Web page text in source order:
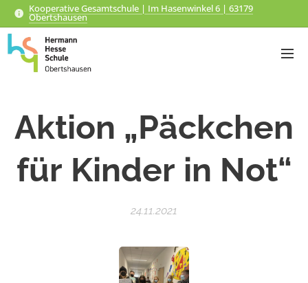
Kooperative Gesamtschule | Im Hasenwinkel 6 | 63179
Obertshausen
Aktion „Päckchen
für Kinder in Not“
24.11.2021